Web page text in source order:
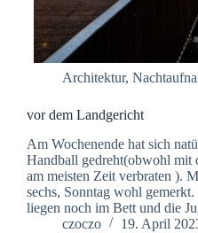
Architektur,
vor dem Landgericht
Am Wochenende hat sich
Handball gedreht(obwohl mit
am meisten Zeit verbraten ).
sechs, Sonntag wohl
liegen noch im Bett und die
czoczo
19. April